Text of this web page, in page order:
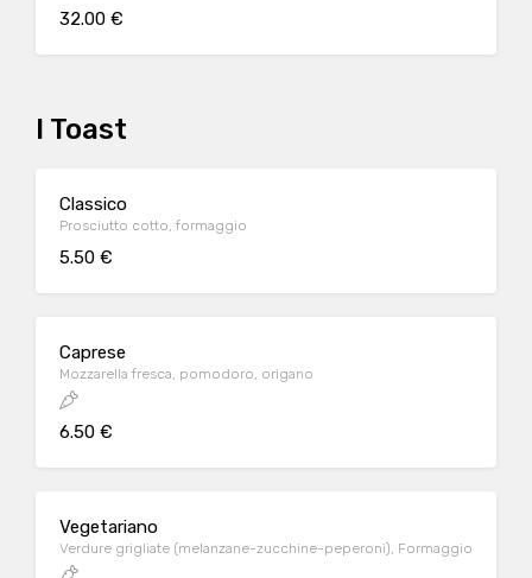
fritte, salsa BBQ, due piadine IGP alla Riminese.
32.00 €
I Toast
Classico
Prosciutto cotto, formaggio
5.50 €
Caprese
Mozzarella fresca, pomodoro, origano
6.50 €
Vegetariano
Verdure grigliate (melanzane-zucchine-peperoni), Formaggio